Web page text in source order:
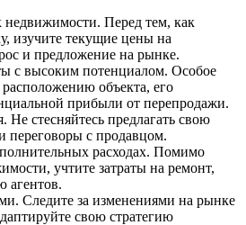
недвижимости. Перед тем, как
изучите текущие цены на
и предложение на рынке.
с высоким потенциалом. Особое
объекта, его
прибыли от перепродажи.
Не стесняйтесь предлагать свою
переговоры с продавцом.
расходах. Помимо
учтите затраты на ремонт,
агентов.
Следите за изменениями на рынке
свою стратегию